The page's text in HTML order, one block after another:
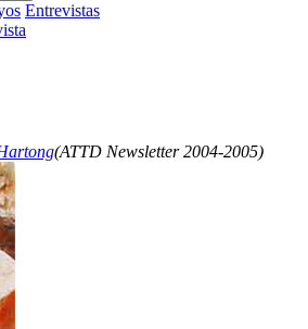
Entrevistas
(ATTD Newsletter 2004-2005)